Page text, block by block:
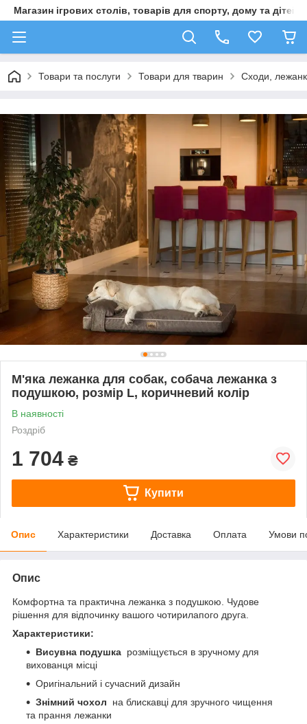
Магазин ігрових столів, товарів для спорту, дому та дітей
Товари та послуги Товари для тварин Сходи,
М'яка лежанка для собак, собача лежанка з
подушкою, розмір L, коричневий колір
В наявності
Роздріб
1 704 ₴
Купити
Опис Характеристики Доставка Оплата Умови
Опис
Комфортна та практична лежанка з подушкою. Чудове
рішення для відпочинку вашого чотирилапого друга.
Характеристики:
Висувна подушка розміщується в зручному для
вихованця місці
Оригінальний і сучасний дизайн
Знімний чохол на блискавці для зручного чищення
та прання лежанки